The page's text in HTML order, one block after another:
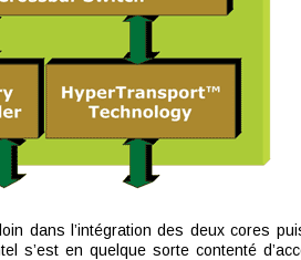
dans l’intégration des deux cores
s’est en quelque sorte contenté